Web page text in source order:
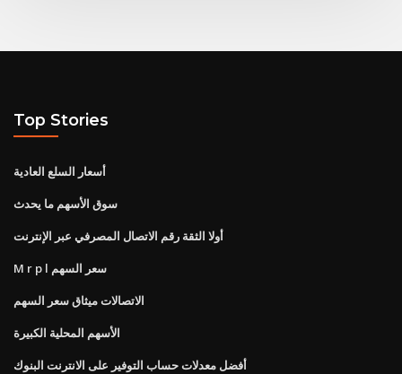
Top Stories
أسعار السلع العادية
سوق الأسهم ما يحدث
أولا الثقة رقم الاتصال المصرفي عبر الإنترنت
M r p l سعر السهم
الاتصالات ميثاق سعر السهم
الأسهم المحلية الكبيرة
أفضل معدلات حساب التوفير على الانترنت البنوك